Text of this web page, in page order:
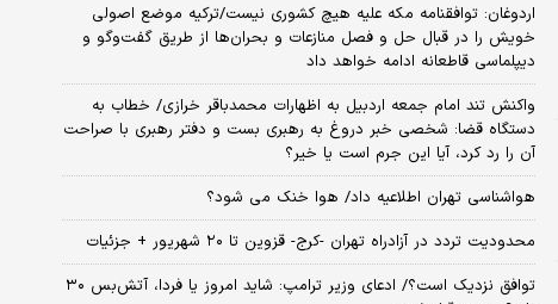
اردوغان: توافقنامه مکه علیه هیچ کشوری نیست/ترکیه موضع اصولی
خویش را در قبال حل و فصل منازعات و بحران‌ها از طریق گفت‌وگو و
دیپلماسی قاطعانه ادامه خواهد داد
واکنش تند امام جمعه اردبیل به اظهارات محمدباقر خرازی/ خطاب به
دستگاه قضا: شخصی خبر دروغ به رهبری بست و دفتر رهبری با صراحت
آن را رد کرد، آیا این جرم است یا خیر؟
هواشناسی تهران اطلاعیه داد/ هوا خنک می شود؟
محدودیت تردد در آزادراه تهران -کرج- قزوین تا ۲۰ شهریور + جزئیات
توافق نزدیک است؟/ ادعای وزیر ترامپ: شاید امروز یا فردا، آتش‌بس ۳۰